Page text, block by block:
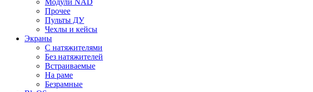
Модули NAD
Прочее
Пульты ДУ
Чехлы и кейсы
Экраны
С натяжителями
Без натяжителей
Встраиваемые
На раме
Безрамные